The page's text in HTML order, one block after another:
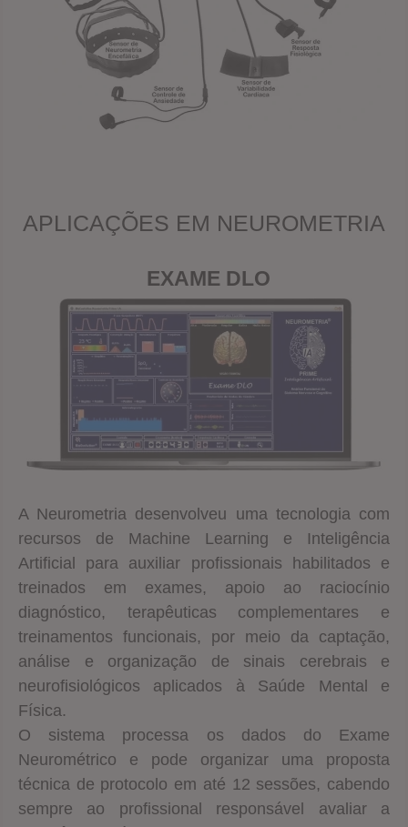
APLICAÇÕES EM NEUROMETRIA
EXAME DLO
A Neurometria desenvolveu uma tecnologia com
recursos de Machine Learning e Inteligência
Artificial para auxiliar profissionais habilitados e
treinados em exames, apoio ao raciocínio
diagnóstico, terapêuticas complementares e
treinamentos funcionais, por meio da captação,
análise e organização de sinais cerebrais e
neurofisiológicos aplicados à Saúde Mental e
Física.
O sistema processa os dados do Exame
Neurométrico e pode organizar uma proposta
técnica de protocolo em até 12 sessões, cabendo
sempre ao profissional responsável avaliar a